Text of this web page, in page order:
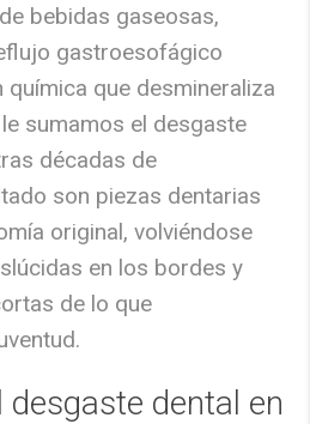
bebidas gaseosas,
gastroesofágico
que desmineraliza
sumamos el desgaste
décadas de
son piezas dentarias
original, volviéndose
en los bordes y
de lo que
.
desgaste dental en